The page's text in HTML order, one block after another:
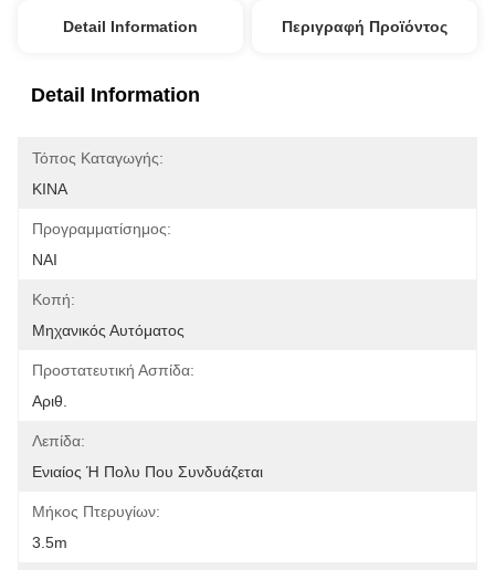
Detail Information Περιγραφή Προϊόντος
Detail Information
Τόπος Καταγωγής:
ΚΙΝΑ
Προγραμματίσημος:
ΝΑΙ
Κοπή:
Μηχανικός Αυτόματος
Προστατευτική Ασπίδα:
Αριθ.
Λεπίδα:
Ενιαίος Ή Πολυ Που Συνδυάζεται
Μήκος Πτερυγίων:
3.5m